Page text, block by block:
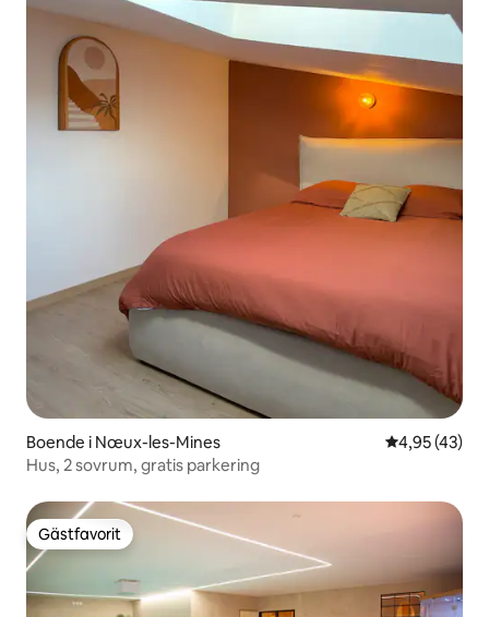
Boende i Nœux-les-Mines 4,95 av 5 i
4,95 (43)
Hus, 2 sovrum, gratis parkering
Gästfavorit
Gästfavorit